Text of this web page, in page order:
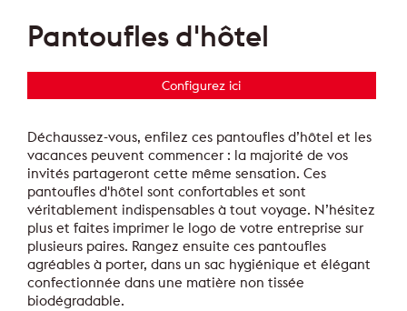
Pantoufles d'hôtel
Configurez ici
Déchaussez-vous, enfilez ces pantoufles d’hôtel et les
vacances peuvent commencer : la majorité de vos
invités partageront cette même sensation. Ces
pantoufles d'hôtel sont confortables et sont
véritablement indispensables à tout voyage. N’hésitez
plus et faites imprimer le logo de votre entreprise sur
plusieurs paires. Rangez ensuite ces pantoufles
agréables à porter, dans un sac hygiénique et élégant
confectionnée dans une matière non tissée
biodégradable.